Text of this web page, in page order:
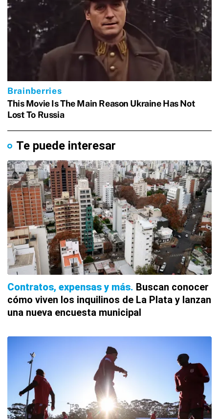
Te puede interesar
Contratos, expensas y más Buscan conocer
cómo viven los inquilinos de La Plata y lanzan
una nueva encuesta municipal